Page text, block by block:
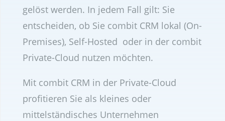
gelöst werden. In jedem Fall gilt: Sie
entscheiden, ob Sie combit CRM lokal (On-
Premises), Self-Hosted oder in der combit
Private-Cloud nutzen möchten.
Mit combit CRM in der Private-Cloud
profitieren Sie als kleines oder
mittelständisches Unternehmen